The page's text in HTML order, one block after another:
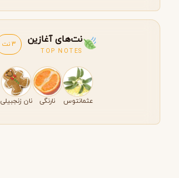
نت‌های آغازین
TOP NOTES
3 نت
عثمانتوس نارنگی نان زنجبیلی